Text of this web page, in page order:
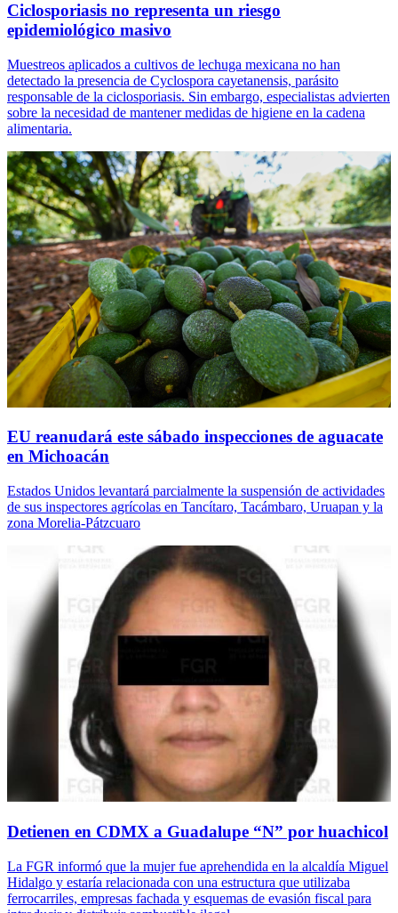
Ciclosporiasis no representa un riesgo
epidemiológico masivo
Muestreos aplicados a cultivos de lechuga mexicana no han
detectado la presencia de Cyclospora cayetanensis, parásito
responsable de la ciclosporiasis. Sin embargo, especialistas advierten
sobre la necesidad de mantener medidas de higiene en la cadena
alimentaria.
EU reanudará este sábado inspecciones de aguacate
en Michoacán
Estados Unidos levantará parcialmente la suspensión de actividades
de sus inspectores agrícolas en Tancítaro, Tacámbaro, Uruapan y la
zona Morelia-Pátzcuaro
Detienen en CDMX a Guadalupe “N” por huachicol
La FGR informó que la mujer fue aprehendida en la alcaldía Miguel
Hidalgo y estaría relacionada con una estructura que utilizaba
ferrocarriles, empresas fachada y esquemas de evasión fiscal para